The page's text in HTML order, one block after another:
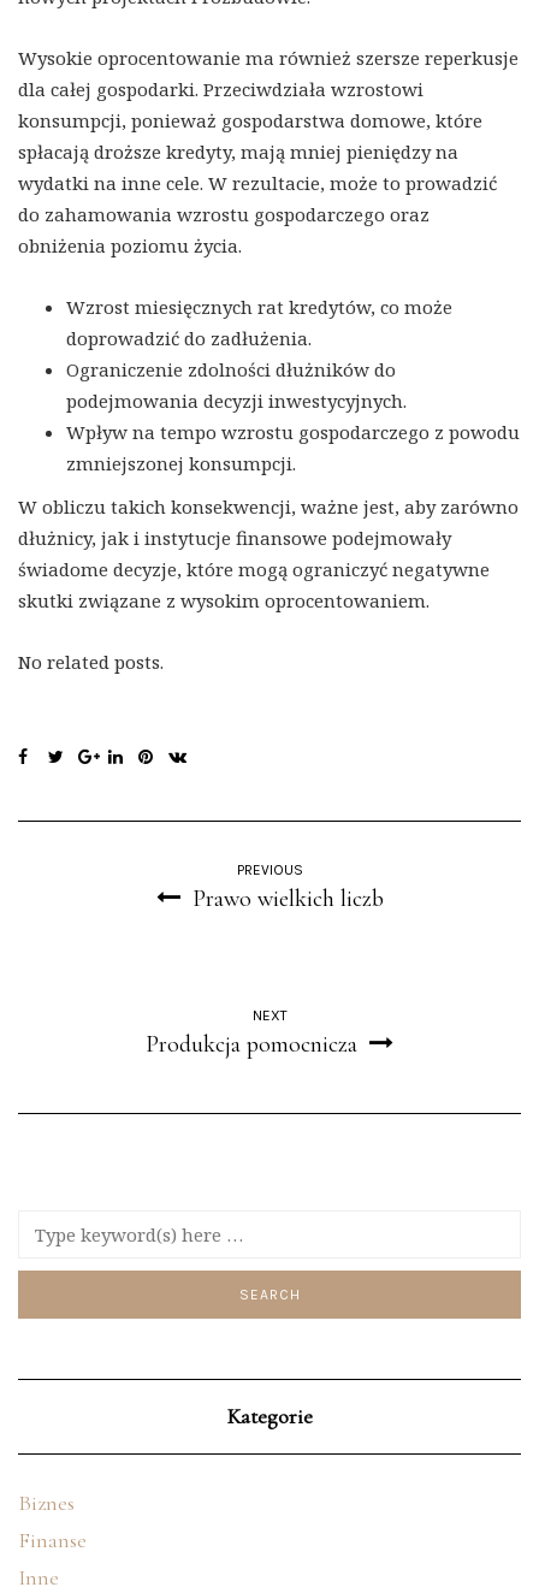
Wysokie oprocentowanie ma również szersze reperkusje
dla całej gospodarki. Przeciwdziała wzrostowi
konsumpcji, ponieważ gospodarstwa domowe, które
spłacają droższe kredyty, mają mniej pieniędzy na
wydatki na inne cele. W rezultacie, może to prowadzić
do zahamowania wzrostu gospodarczego oraz
obniżenia poziomu życia.
Wzrost miesięcznych rat kredytów, co może
doprowadzić do zadłużenia.
Ograniczenie zdolności dłużników do
podejmowania decyzji inwestycyjnych.
Wpływ na tempo wzrostu gospodarczego z powodu
zmniejszonej konsumpcji.
W obliczu takich konsekwencji, ważne jest, aby zarówno
dłużnicy, jak i instytucje finansowe podejmowały
świadome decyzje, które mogą ograniczyć negatywne
skutki związane z wysokim oprocentowaniem.
No related posts.
PREVIOUS
Prawo wielkich liczb
NEXT
Produkcja pomocnicza
Kategorie
Biznes
Finanse
Inne